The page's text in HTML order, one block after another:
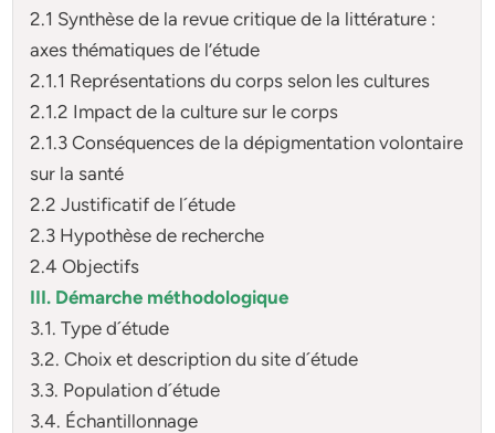
2.1 Synthèse de la revue critique de la littérature :
axes thématiques de l’étude
2.1.1 Représentations du corps selon les cultures
2.1.2 Impact de la culture sur le corps
2.1.3 Conséquences de la dépigmentation volontaire
sur la santé
2.2 Justificatif de l´étude
2.3 Hypothèse de recherche
2.4 Objectifs
III. Démarche méthodologique
3.1. Type d´étude
3.2. Choix et description du site d´étude
3.3. Population d´étude
3.4. Échantillonnage